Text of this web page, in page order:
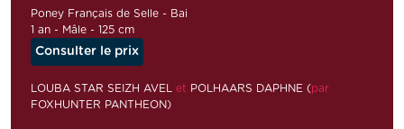
Poney Français de Selle - Bai
1 an - Mâle - 125 cm
Consulter le prix
LOUBA STAR SEIZH AVEL et POLHAARS DAPHNE (par
FOXHUNTER PANTHEON)